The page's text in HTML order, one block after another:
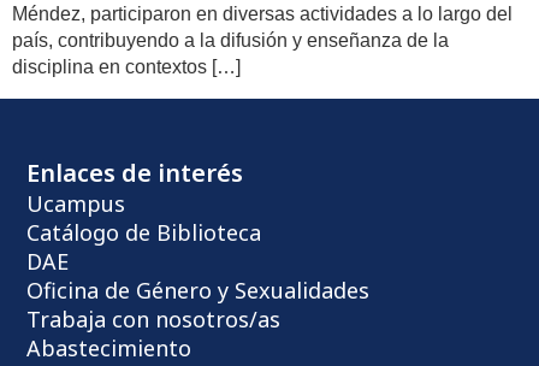
Méndez, participaron en diversas actividades a lo largo del
país, contribuyendo a la difusión y enseñanza de la
disciplina en contextos […]
Enlaces de interés
Ucampus
Catálogo de Biblioteca
DAE
Oficina de Género y Sexualidades
Trabaja con nosotros/as
Abastecimiento